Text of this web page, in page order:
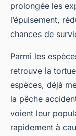
prolongée les
l’épuisement,
chances de
Parmi les
retrouve la
espèces, déjà
la pêche
voient leur
rapidement à